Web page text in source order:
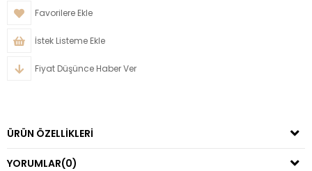
Favorilere Ekle
İstek Listeme Ekle
Fiyat Düşünce Haber Ver
ÜRÜN ÖZELLIKLERI
YORUMLAR(0)